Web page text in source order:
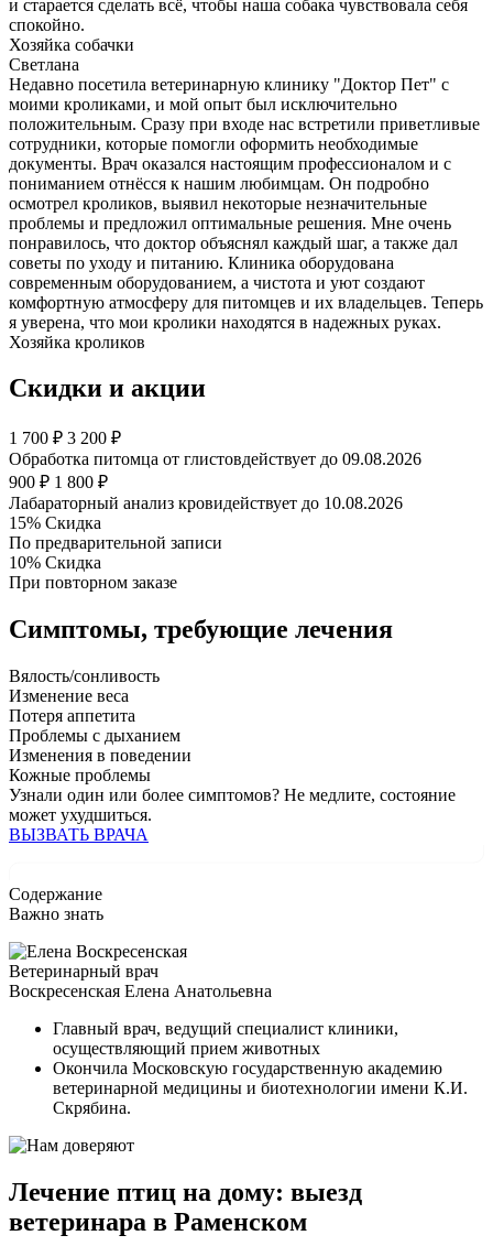
и старается сделать всё, чтобы наша собака чувствовала себя
спокойно.
Хозяйка собачки
Светлана
Недавно посетила ветеринарную клинику "Доктор Пет" с
моими кроликами, и мой опыт был исключительно
положительным. Сразу при входе нас встретили приветливые
сотрудники, которые помогли оформить необходимые
документы. Врач оказался настоящим профессионалом и с
пониманием отнёсся к нашим любимцам. Он подробно
осмотрел кроликов, выявил некоторые незначительные
проблемы и предложил оптимальные решения. Мне очень
понравилось, что доктор объяснял каждый шаг, а также дал
советы по уходу и питанию. Клиника оборудована
современным оборудованием, а чистота и уют создают
комфортную атмосферу для питомцев и их владельцев. Теперь
я уверена, что мои кролики находятся в надежных руках.
Хозяйка кроликов
Скидки и акции
1 700 ₽ 3 200 ₽
Обработка питомца от глистовдействует до 09.08.2026
900 ₽ 1 800 ₽
Лабараторный анализ кровидействует до 10.08.2026
15% Скидка
По предварительной записи
10% Скидка
При повторном заказе
Симптомы, требующие лечения
Вялость/сонливость
Изменение веса
Потеря аппетита
Проблемы с дыханием
Изменения в поведении
Кожные проблемы
Узнали один или более симптомов? Не медлите, состояние
может ухудшиться.
ВЫЗВАТЬ ВРАЧА
Содержание
Важно знать
Ветеринарный врач
Воскресенская Елена Анатольевна
Главный врач, ведущий специалист клиники,
осуществляющий прием животных
Окончила Московскую государственную академию
ветеринарной медицины и биотехнологии имени К.И.
Скрябина.
Лечение птиц на дому: выезд
ветеринара в Раменском